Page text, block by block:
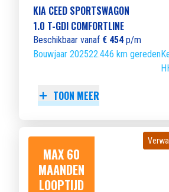
KIA CEED SPORTSWAGON
1.0 T-GDI COMFORTLINE
Beschikbaar vanaf € 454p/m
Bouwjaar 202522.446 km gereden
TOON MEER
MAX 60
MAANDEN
LOOPTIJD